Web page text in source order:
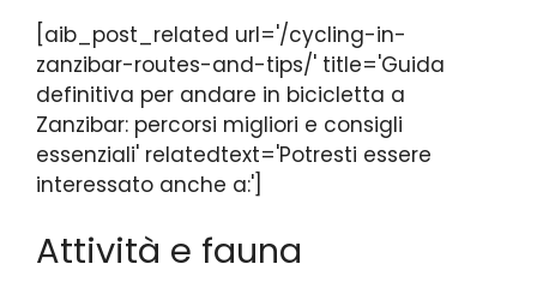
[aib_post_related url='/cycling-in-
zanzibar-routes-and-tips/' title='Guida
definitiva per andare in bicicletta a
Zanzibar: percorsi migliori e consigli
essenziali' relatedtext='Potresti essere
interessato anche a:']
Attività e fauna